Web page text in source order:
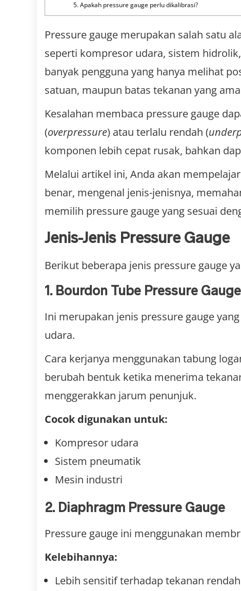
5. Apakah pressure gauge perlu dikalibrasi?
Pressure gauge merupakan salah satu
seperti kompresor udara, sistem
banyak pengguna yang hanya melihat
satuan, maupun batas tekanan yang
Kesalahan membaca pressure gauge
(overpressure) atau terlalu rendah (
komponen lebih cepat rusak, bahkan
Melalui artikel ini, Anda akan
benar, mengenal jenis-jenisnya,
memilih pressure gauge yang sesuai
Jenis-Jenis Pressure Gauge
Berikut beberapa jenis pressure gauge
1. Bourdon Tube Pressure Gauge
Ini merupakan jenis pressure gauge
udara.
Cara kerjanya menggunakan tabung
berubah bentuk ketika menerima
menggerakkan jarum penunjuk.
Cocok digunakan untuk:
Kompresor udara
Sistem pneumatik
Mesin industri
2. Diaphragm Pressure Gauge
Pressure gauge ini menggunakan
Kelebihannya:
Lebih sensitif terhadap tekanan rendah